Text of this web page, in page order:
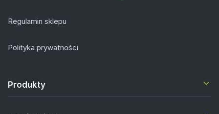
Regulamin sklepu
Polityka prywatności
Produkty